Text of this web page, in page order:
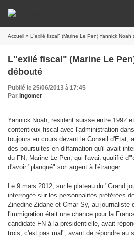
Accueil » L"exilé fiscal" (Marine Le Pen) Yannick Noah
L"exilé fiscal" (Marine Le
débouté
Publié le 25/06/2013 à 17:45
Par Ingomer
Yannick Noah, résident suisse entre 1992
contentieux fiscal avec l'administration
toujours en cours devant le Conseil d'Etat,
des poursuites en diffamation qu'il avait
du FN, Marine Le Pen, qui l'avait qualifié
d'avoir "planqué" son argent à l'étranger.
Le 9 mars 2012, sur le plateau du "Grand
interrogée sur les personnalités préférées
Zinedine Zidane et Omar Sy, au journaliste
l'immigration était une chance pour la
candidate FN à la présidentielle, avait
trois, c'est pas mal", avant de répondre au